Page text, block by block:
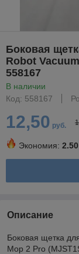
Боковая
Robot
558167
В наличии
Код: 558167
12,50 руб.
Экономия:
Описание
Боковая щетка
Mop 2 Pro